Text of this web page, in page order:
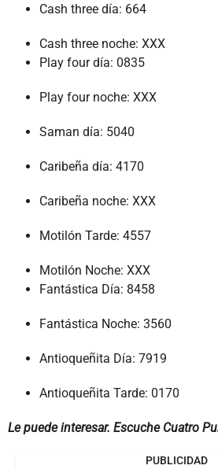
Cash three día: 664
Cash three noche: XXX
Play four día: 0835
Play four noche: XXX
Saman día: 5040
Caribeña día: 4170
Caribeña noche: XXX
Motilón Tarde: 4557
Motilón Noche: XXX
Fantástica Día: 8458
Fantástica Noche: 3560
Antioqueñita Día: 7919
Antioqueñita Tarde: 0170
Le puede interesar. Escuche Cuatro
PUBLICIDAD